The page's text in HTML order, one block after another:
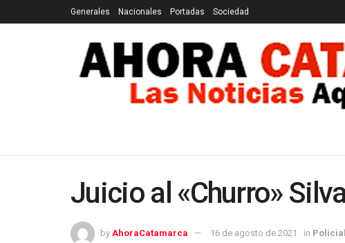
Generales Nacionales Portadas Sociedad
Juicio al «Churro»
by AhoraCatamarca 16 de agosto de 2021 in